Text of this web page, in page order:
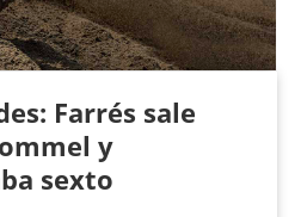
Farrés sale
y
sexto